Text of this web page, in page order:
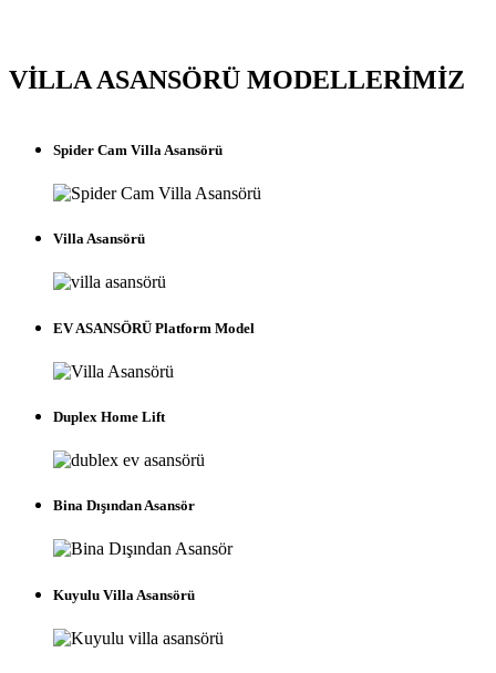
VİLLA ASANSÖRÜ MODELLERİMİZ
Spider Cam Villa Asansörü
Villa Asansörü
EV ASANSÖRÜ Platform Model
Duplex Home Lift
Bina Dışından Asansör
Kuyulu Villa Asansörü